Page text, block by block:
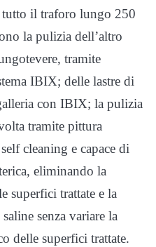
il traforo lungo 250
la pulizia dell’altro
tramite
IBIX; delle lastre di
con IBIX; la pulizia
tramite pittura
cleaning e capace di
eliminando la
superfici trattate e la
senza variare la
delle superfici trattate.